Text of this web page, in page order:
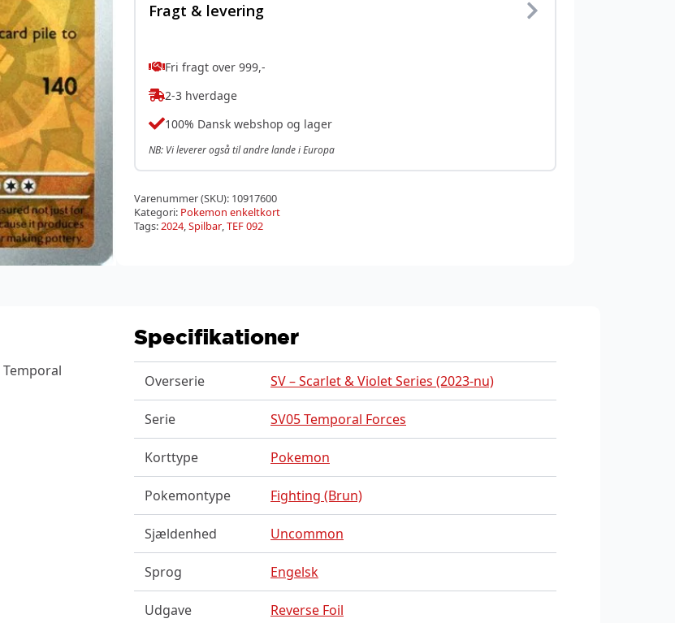
Fragt & levering
Fri fragt over 999,-
2-3 hverdage
100% Dansk webshop og lager
NB: Vi leverer også til andre lande i Europa
Varenummer (SKU): 10917600
Kategori: Pokemon enkeltkort
Tags:2024,Spilbar,TEF 092
Temporal
Specifikationer
Overserie SV – Scarlet & Violet Series (2023-nu)
Serie SV05 Temporal Forces
Korttype Pokemon
Pokemontype Fighting (Brun)
Sjældenhed Uncommon
Sprog Engelsk
Udgave Reverse Foil